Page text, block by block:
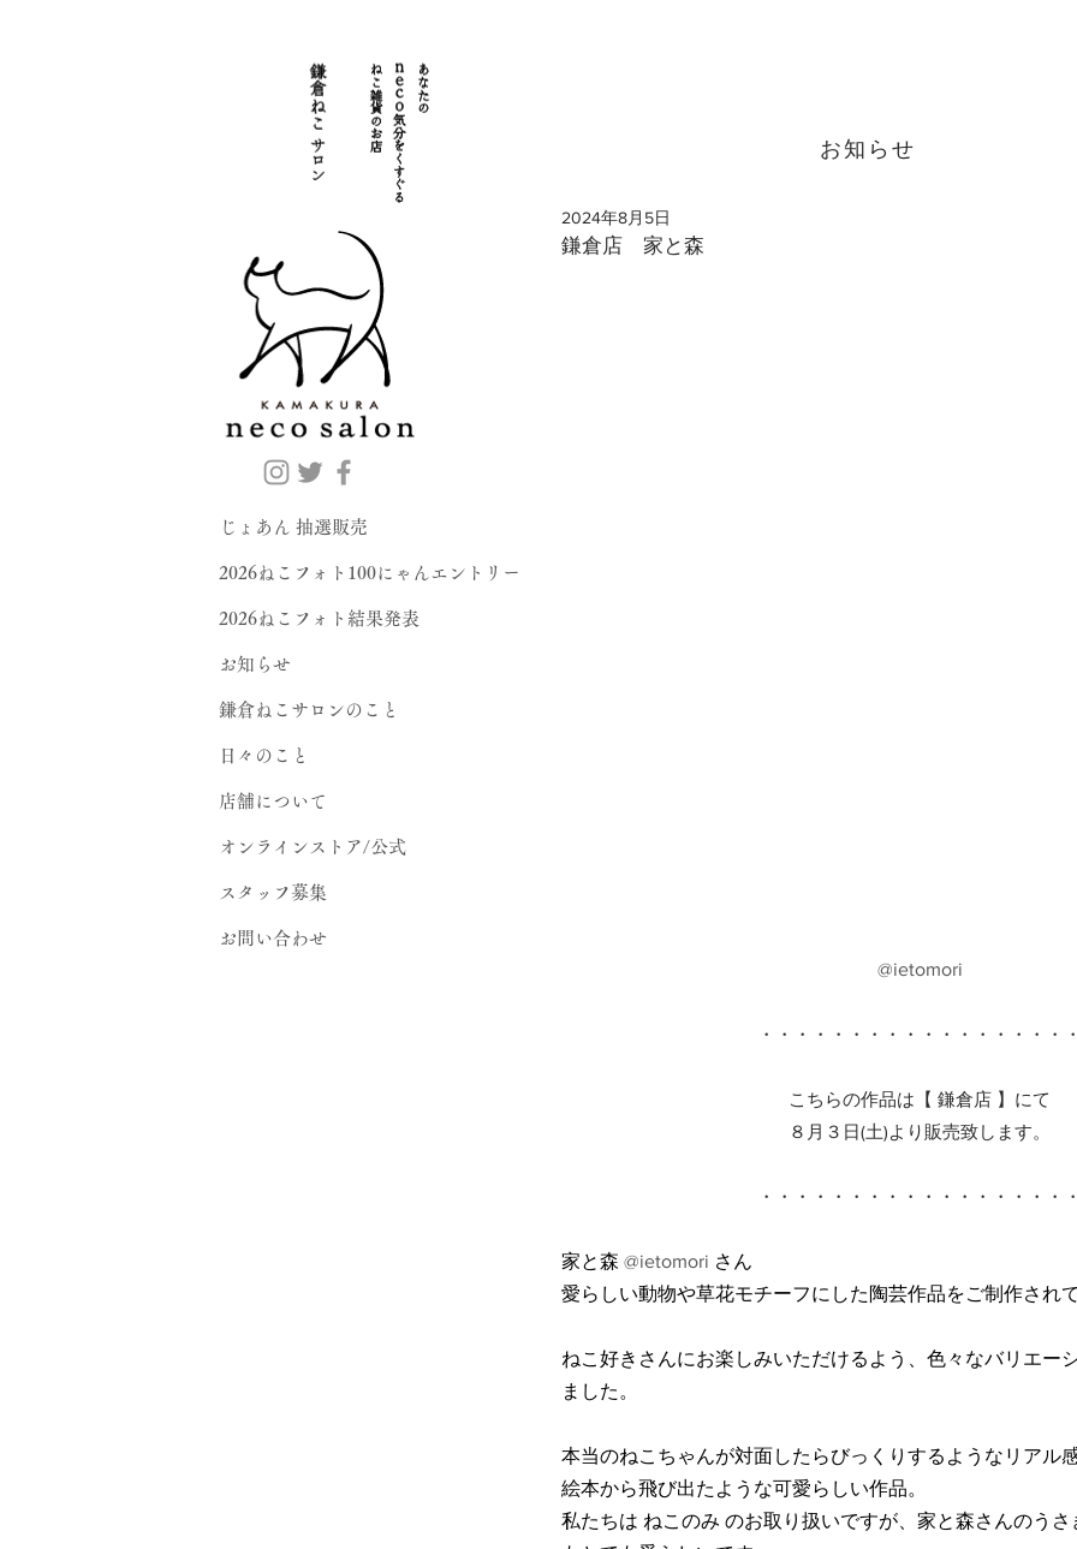
お知らせ
鎌倉店 家と森
2024年8月5日
@ietomori
・・・・・・・・・・・・・・・・・
こちらの作品は【 鎌倉店 】にて
８月３日(土)より販売致します。
・・・・・・・・・・・・・・・・・
家と森 @ietomori さん
愛らしい動物や草花モチーフにした陶芸作品をご制作され
ねこ好きさんにお楽しみいただけるよう、色々なバリエー
ました。
本当のねこちゃんが対面したらびっくりするようなリアル
絵本から飛び出たような可愛らしい作品。
私たちは ねこのみ のお取り扱いですが、家と森さんのう
じょあん 抽選販売
2026ねこフォト100にゃんエントリー
2026ねこフォト結果発表
お知らせ
鎌倉ねこサロンのこと
日々のこと
店舗について
オンラインストア/公式
スタッフ募集
お問い合わせ